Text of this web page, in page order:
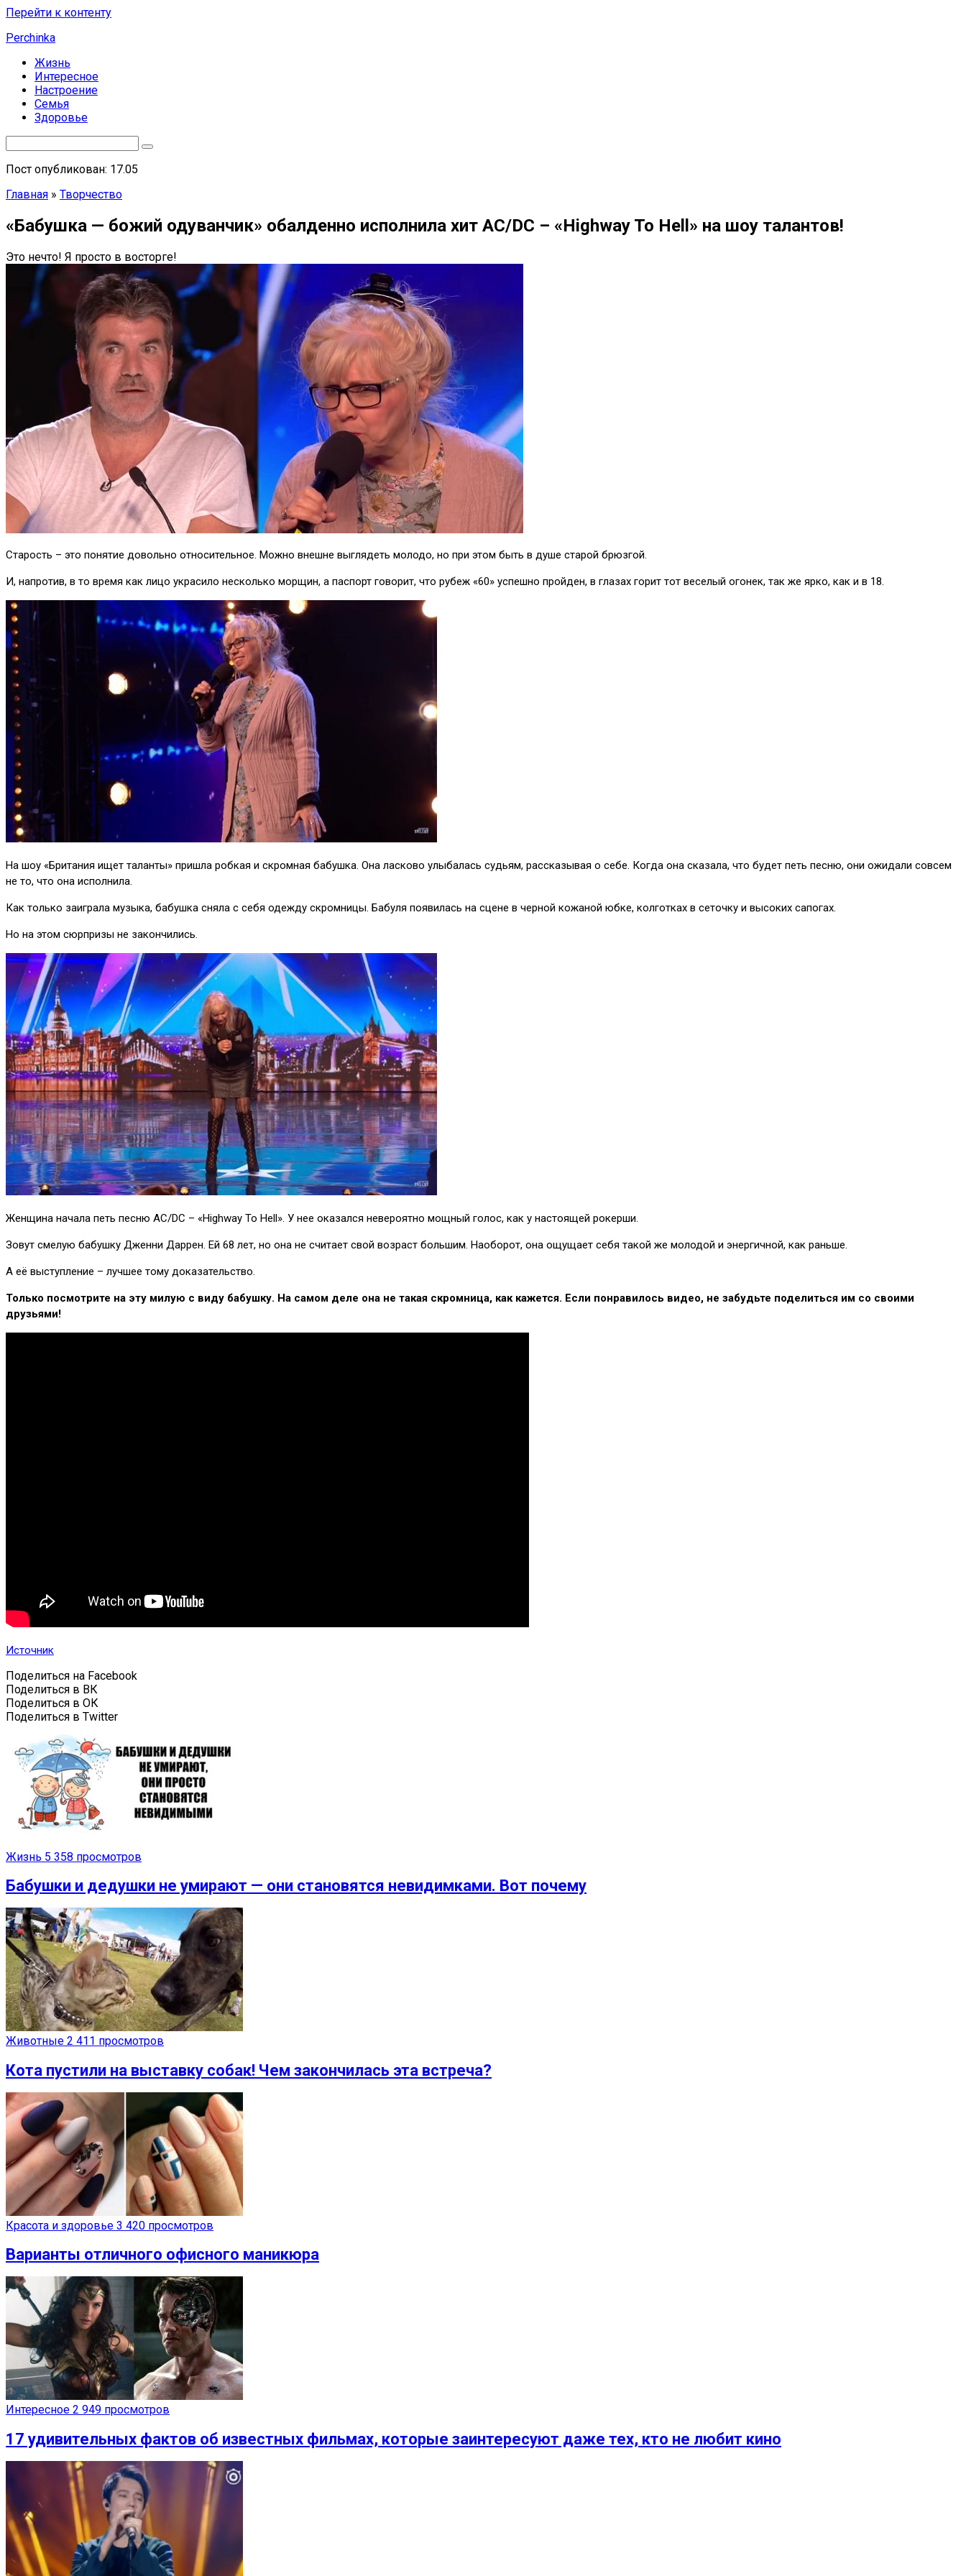
Перейти к контенту
Perchinka
Жизнь
Интересное
Настроение
Семья
Здоровье
Пост опубликован: 17.05
Главная » Творчество
«Бабушка — божий одуванчик» обалденно исполнила хит AC/DC – «Highway To Hell» на шоу талантов!
Это нечто! Я просто в восторге!
Старость – это понятие довольно относительное. Можно внешне выглядеть молодо, но при этом быть в душе старой брюзгой.
И, напротив, в то время как лицо украсило несколько морщин, а паспорт говорит, что рубеж «60» успешно пройден, в глазах горит тот веселый огонек, так же ярко, как и в 18.
На шоу «Британия ищет таланты» пришла робкая и скромная бабушка. Она ласково улыбалась судьям, рассказывая о себе. Когда она сказала, что будет петь песню, они ожидали совсем
не то, что она исполнила.
Как только заиграла музыка, бабушка сняла с себя одежду скромницы. Бабуля появилась на сцене в черной кожаной юбке, колготках в сеточку и высоких сапогах.
Но на этом сюрпризы не закончились.
Женщина начала петь песню AC/DC – «Highway To Hell». У нее оказался невероятно мощный голос, как у настоящей рокерши.
Зовут смелую бабушку Дженни Даррен. Ей 68 лет, но она не считает свой возраст большим. Наоборот, она ощущает себя такой же молодой и энергичной, как раньше.
А её выступление – лучшее тому доказательство.
Только посмотрите на эту милую с виду бабушку. На самом деле она не такая скромница, как кажется. Если понравилось видео, не забудьте поделиться им со своими
друзьями!
Источник
Поделиться на Facebook
Поделиться в ВК
Поделиться в ОК
Поделиться в Twitter
Жизнь 5 358 просмотров
Бабушки и дедушки не умирают — они становятся невидимками. Вот почему
Животные 2 411 просмотров
Кота пустили на выставку собак! Чем закончилась эта встреча?
Красота и здоровье 3 420 просмотров
Варианты отличного офисного маникюра
Интересное 2 949 просмотров
17 удивительных фактов об известных фильмах, которые заинтересуют даже тех, кто не любит кино